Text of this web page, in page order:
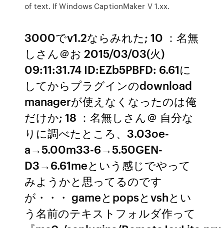
of text. If Windows CaptionMaker V 1.xx.
3000でv1.2ならみれた; 10 ：名無
しさん＠お 2015/03/03(火)
09:11:31.74 ID:EZb5PBFD: 6.61に
してからプラグインのdownload
managerが使えなくなったのは俺
だけか; 18 ：名無しさん＠ 自分な
りに調べたところ、3.03oe-
a→5.00m33-6→5.50GEN-
D3→6.61meという感じでやって
みようかと思ってるのです
が・・・ gameとpopsとvshとい
う名前のテキストフォルダ作って